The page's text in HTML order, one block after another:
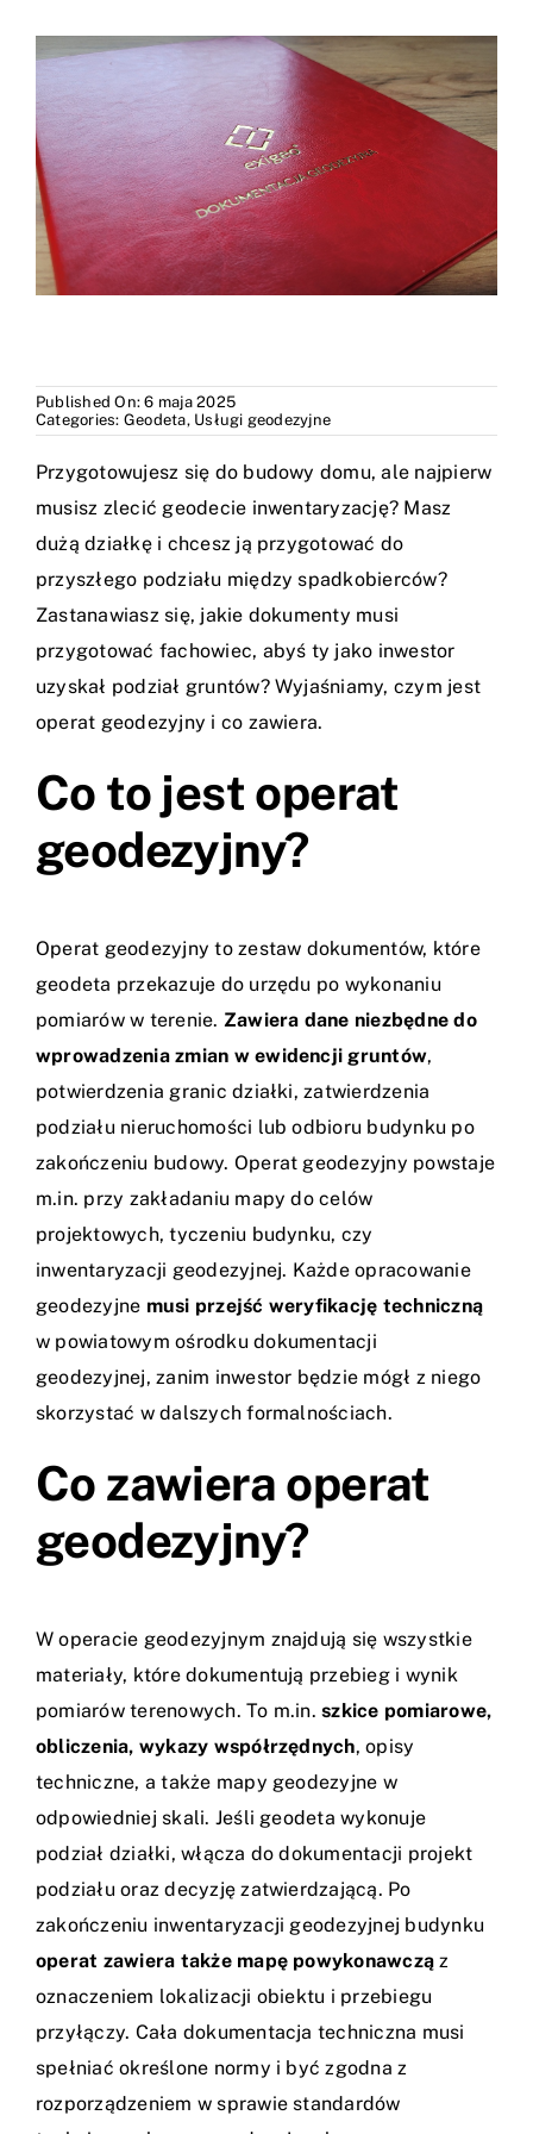
Published On: 6 maja 2025
Categories: Geodeta, Usługi geodezyjne
Przygotowujesz się do budowy domu, ale najpierw
musisz zlecić geodecie inwentaryzację? Masz
dużą działkę i chcesz ją przygotować do
przyszłego podziału między spadkobierców?
Zastanawiasz się, jakie dokumenty musi
przygotować fachowiec, abyś ty jako inwestor
uzyskał podział gruntów? Wyjaśniamy, czym jest
operat geodezyjny i co zawiera.
Co to jest operat
geodezyjny?
Operat geodezyjny to zestaw dokumentów, które
geodeta przekazuje do urzędu po wykonaniu
pomiarów w terenie. Zawiera dane niezbędne do
wprowadzenia zmian w ewidencji gruntów,
potwierdzenia granic działki, zatwierdzenia
podziału nieruchomości lub odbioru budynku po
zakończeniu budowy. Operat geodezyjny powstaje
m.in. przy zakładaniu mapy do celów
projektowych, tyczeniu budynku, czy
inwentaryzacji geodezyjnej. Każde opracowanie
geodezyjne musi przejść weryfikację techniczną
w powiatowym ośrodku dokumentacji
geodezyjnej, zanim inwestor będzie mógł z niego
skorzystać w dalszych formalnościach.
Co zawiera operat
geodezyjny?
W operacie geodezyjnym znajdują się wszystkie
materiały, które dokumentują przebieg i wynik
pomiarów terenowych. To m.in.szkice pomiarowe,
obliczenia, wykazy współrzędnych, opisy
techniczne, a także mapy geodezyjne w
odpowiedniej skali. Jeśli geodeta wykonuje
podział działki, włącza do dokumentacji projekt
podziału oraz decyzję zatwierdzającą. Po
zakończeniu inwentaryzacji geodezyjnej budynku
operat zawiera także mapę powykonawczą z
oznaczeniem lokalizacji obiektu i przebiegu
przyłączy. Cała dokumentacja techniczna musi
spełniać określone normy i być zgodna z
rozporządzeniem w sprawie standardów